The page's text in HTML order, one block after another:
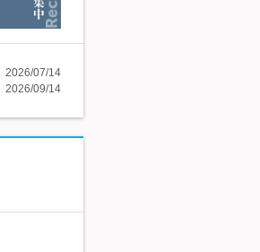
2026/07/14
2026/09/14